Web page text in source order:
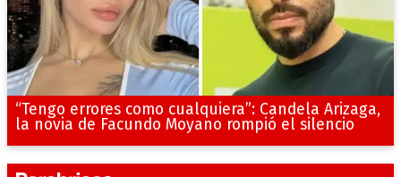
“Tengo errores como cualquiera”: Candela Arizaga,
la novia de Facundo Moyano rompió el silencio